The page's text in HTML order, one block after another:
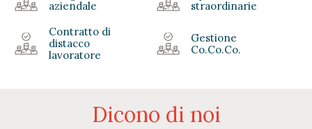
aziendale
straordinarie
Contratto di
distacco
lavoratore
Gestione
Co.Co.Co.
Dicono di noi